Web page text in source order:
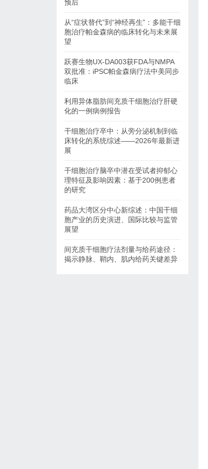
预后
从“症状替代”到“神经再生”：多能干细
胞治疗帕金森病的临床转化与未来展
望
跃赛生物UX-DA003获FDA与NMPA
双批准：iPSC帕金森病疗法中美同步
临床
利用异体脂肪间充质干细胞治疗肝硬
化的一例病例报告
干细胞治疗卒中：从旁分泌机制到临
床转化的系统综述——2026年最新进
展
干细胞治疗脑卒中潜在受试者抑郁心
理特征及影响因素：基于200例患者
的研究
药品大湾区分中心新综述：中国干细
胞产业的历史演进、国际比较与监管
展望
间充质干细胞疗法剂量与给药途径：
揭示静脉、鞘内、肌内给药关键差异